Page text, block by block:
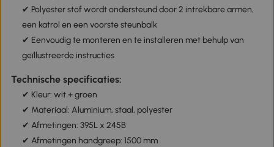
✔ Polyester stof wordt ondersteund door 2 intrekbare armen,
een katrol en een voorste steunbalk
✔ Eenvoudig te monteren en te installeren met behulp van
geïllustreerde instructies
Technische specificaties:
✔ Kleur: wit + groen
✔ Materiaal: Aluminium, staal, polyester
✔ Afmetingen: 395L x 245B
✔ Afmetingen handgreep: 1500 mm